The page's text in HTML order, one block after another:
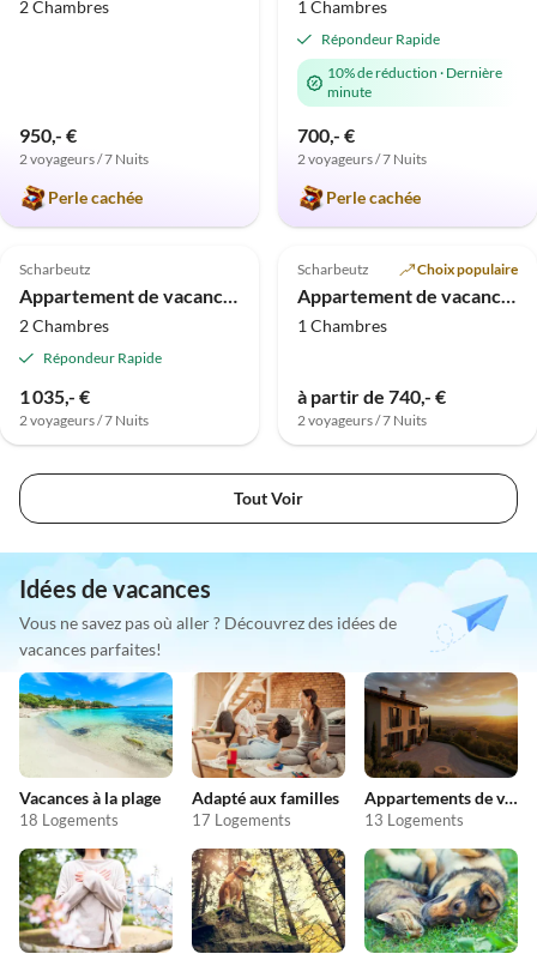
2 Chambres
950,- €
2 voyageurs / 7 Nuits
Perle cachée
1 Chambres
Répondeur Rapide
10% de réduction · Dernière
minute
700,- €
2 voyageurs / 7 Nuits
Perle cachée
5.0 (3)
Scharbeutz
Appartement de vacances Bonheur de Plage Scharbeutz
2 Chambres
Répondeur Rapide
1 035,- €
2 voyageurs / 7 Nuits
Scharbeutz Choix populaire
Appartement de vacances Strandliebe
1 Chambres
à partir de 740,- €
2 voyageurs / 7 Nuits
Tout Voir
Idées de vacances
Vous ne savez pas où aller ? Découvrez des idées de
vacances parfaites!
Vacances à la plage
18 Logements
Adapté aux familles
17 Logements
Appartements de vacances pas chers
13 Logements